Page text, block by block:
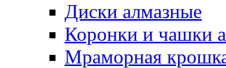
Диски алмазные
Коронки и чашки
Мраморная